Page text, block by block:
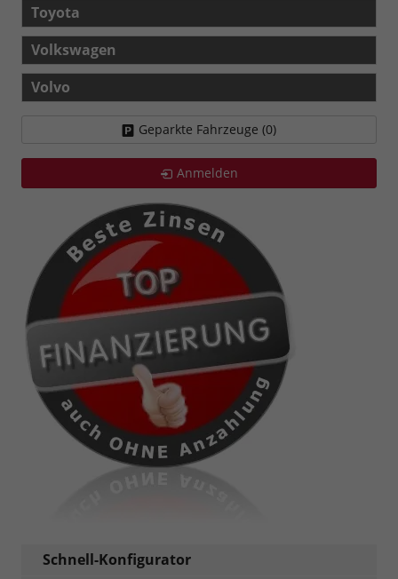
Toyota
Volkswagen
Volvo
Geparkte Fahrzeuge (0)
Anmelden
Schnell-Konfigurator